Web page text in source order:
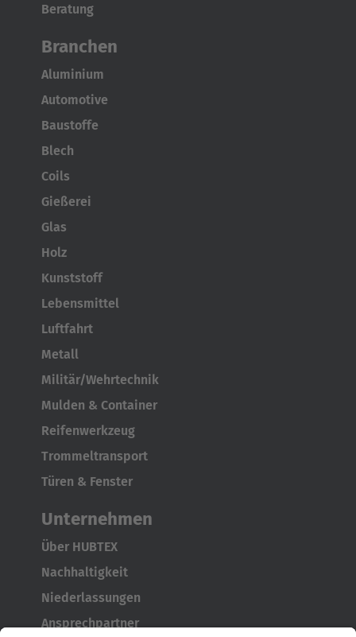
Beratung
Branchen
Aluminium
Automotive
Baustoffe
Blech
Coils
Gießerei
Glas
Holz
Kunststoff
Lebensmittel
Luftfahrt
Metall
Militär/Wehrtechnik
Mulden & Container
Reifenwerkzeug
Trommeltransport
Türen & Fenster
Unternehmen
Über HUBTEX
Nachhaltigkeit
Niederlassungen
Ansprechpartner